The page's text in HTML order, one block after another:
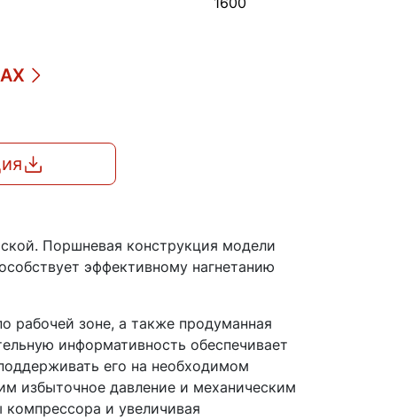
Поршневая конструкция модели
эффективному нагнетанию
рабочей зоне, а также продуманная
информативность обеспечивает
его на необходимом
избыточное давление и механическим
и увеличивая